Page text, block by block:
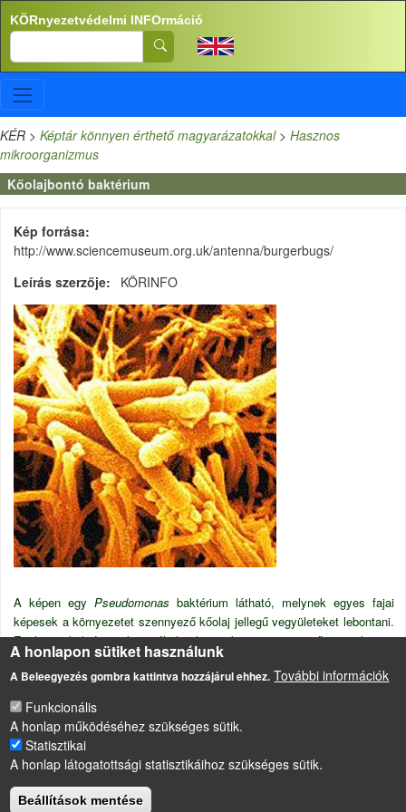
Ugrás a tartalomra
KÖRnyezetvédelmi INFOrmáció
Search
KÉR > Képtár könnyen érthető magyarázatokkal> Hasznos
mikroorganizmus
Kőolajbontó baktérium
Kép forrása
http://www.sciencemuseum.org.uk/antenna/burgerbugs/
Leírás szerzője
KÖRINFO
A képen egy Pseudomonas baktérium látható, melynek egyes fajai
képesek a környezetet szennyező kőolaj jellegű vegyületeket lebontani.
Ezek a baktériumok ezáltal eltüntetik a szennyezőanyagokat a
környezetből.
LÁBLÉC
Impresszum
Sütikezelési szabályzat
A honlapon sütiket használunk
A Beleegyezés gombra kattintva hozzájárul ehhez. További információk
Funkcionális
A honlap működéséhez szükséges sütik.
Statisztikai
A honlap látogatottsági statisztikáihoz szükséges sütik.
Beállítások mentése